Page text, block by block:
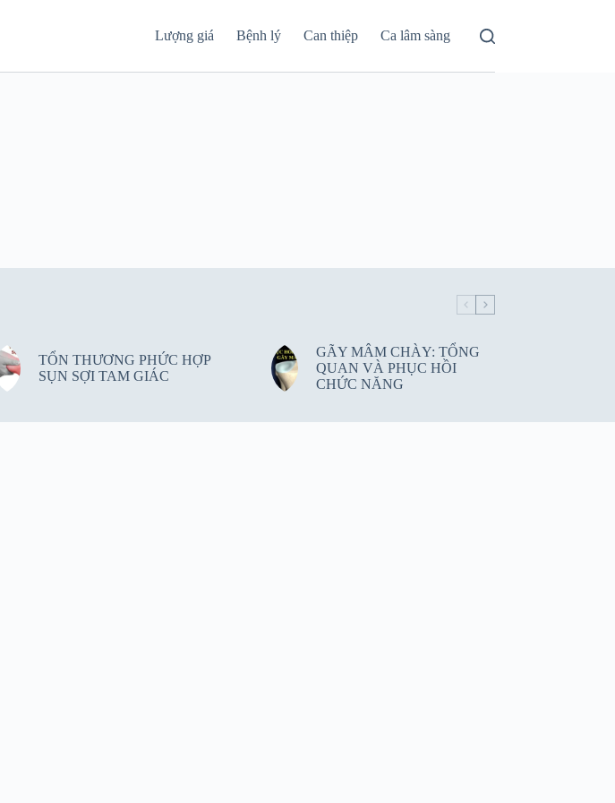
Lượng giá Bệnh lý Can thiệp Ca lâm sàng
TỔN THƯƠNG PHỨC HỢP
SỤN SỢI TAM GIÁC
GÃY MÂM CHÀY: TỔNG
QUAN VÀ PHỤC HỒI
CHỨC NĂNG